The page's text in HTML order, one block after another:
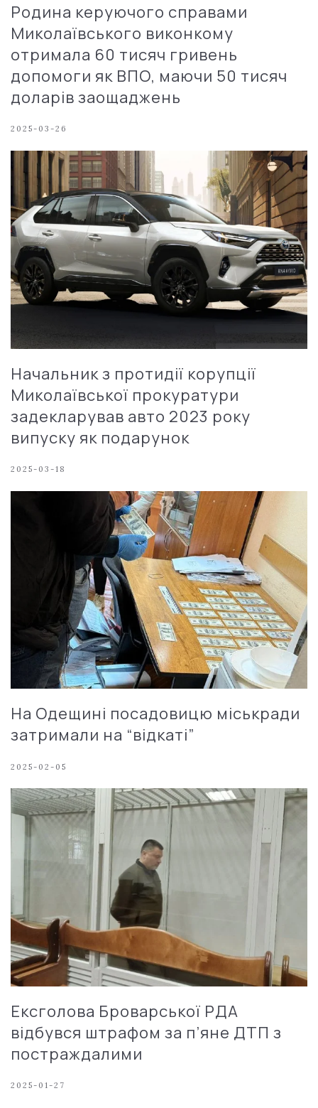
Родина керуючого справами
Миколаївського виконкому
отримала 60 тисяч гривень
допомоги як ВПО, маючи 50 тисяч
доларів заощаджень
2025-03-26
Начальник з протидії корупції
Миколаївської прокуратури
задекларував авто 2023 року
випуску як подарунок
2025-03-18
На Одещині посадовицю міськради
затримали на “відкаті”
2025-02-05
Ексголова Броварської РДА
відбувся штрафом за п’яне ДТП з
постраждалими
2025-01-27